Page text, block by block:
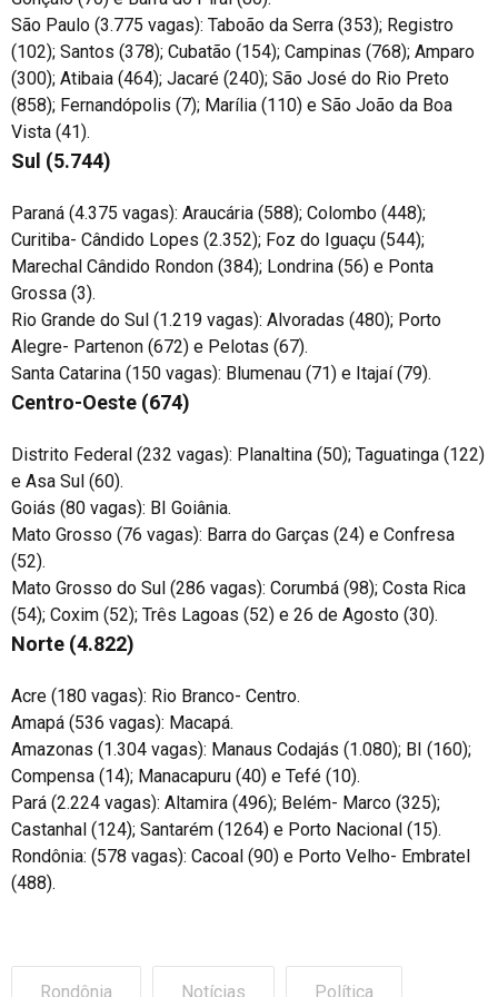
São Paulo (3.775 vagas): Taboão da Serra (353); Registro
(102); Santos (378); Cubatão (154); Campinas (768); Amparo
(300); Atibaia (464); Jacaré (240); São José do Rio Preto
(858); Fernandópolis (7); Marília (110) e São João da Boa
Vista (41).
Sul (5.744)
Paraná (4.375 vagas): Araucária (588); Colombo (448);
Curitiba- Cândido Lopes (2.352); Foz do Iguaçu (544);
Marechal Cândido Rondon (384); Londrina (56) e Ponta
Grossa (3).
Rio Grande do Sul (1.219 vagas): Alvoradas (480); Porto
Alegre- Partenon (672) e Pelotas (67).
Santa Catarina (150 vagas): Blumenau (71) e Itajaí (79).
Centro-Oeste (674)
Distrito Federal (232 vagas): Planaltina (50); Taguatinga (122)
e Asa Sul (60).
Goiás (80 vagas): BI Goiânia.
Mato Grosso (76 vagas): Barra do Garças (24) e Confresa
(52).
Mato Grosso do Sul (286 vagas): Corumbá (98); Costa Rica
(54); Coxim (52); Três Lagoas (52) e 26 de Agosto (30).
Norte (4.822)
Acre (180 vagas): Rio Branco- Centro.
Amapá (536 vagas): Macapá.
Amazonas (1.304 vagas): Manaus Codajás (1.080); BI (160);
Compensa (14); Manacapuru (40) e Tefé (10).
Pará (2.224 vagas): Altamira (496); Belém- Marco (325);
Castanhal (124); Santarém (1264) e Porto Nacional (15).
Rondônia: (578 vagas): Cacoal (90) e Porto Velho- Embratel
(488).
Rondônia Notícias Política